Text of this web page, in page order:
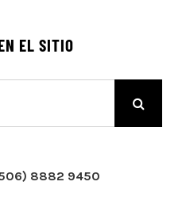
EL SITIO
8882 9450